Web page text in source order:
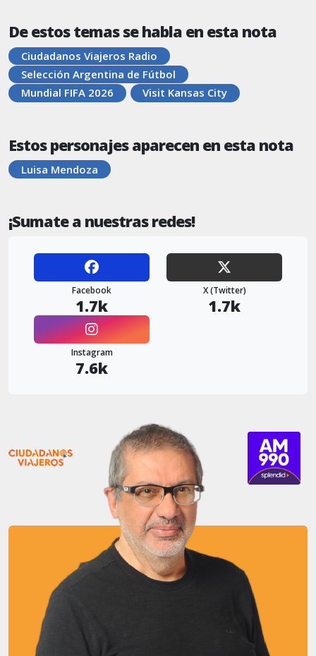
De estos temas se habla en esta nota
Ciudadanos Viajeros Radio
Selección Argentina de Fútbol
Mundial FIFA 2026
Visit Kansas City
Estos personajes aparecen en esta nota
Luisa Mendoza
¡Sumate a nuestras redes!
Facebook
1.7k
X (Twitter)
1.7k
Instagram
7.6k